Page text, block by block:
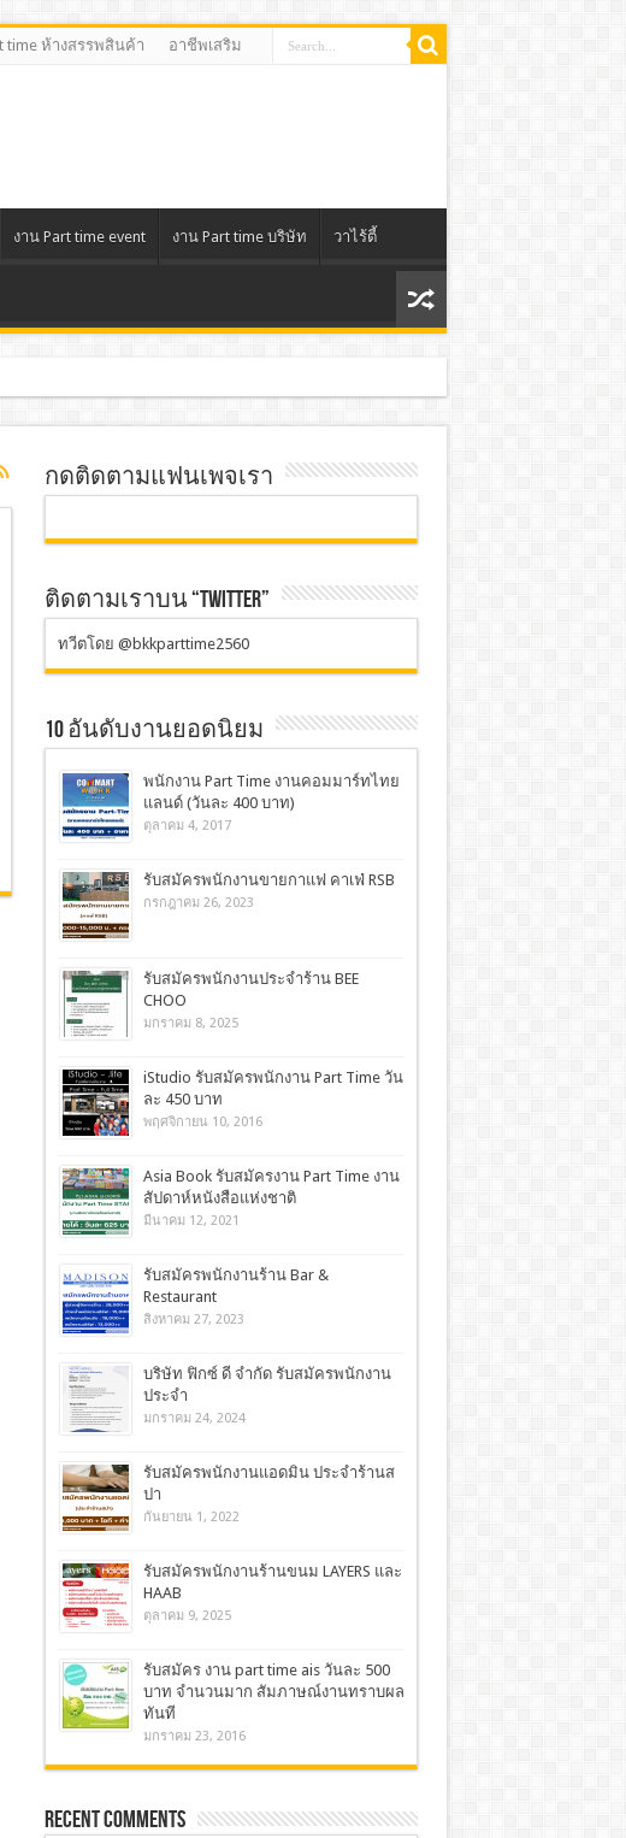
time ห้างสรรพสินค้า อาชีพเสริม
งาน Part time event งาน Part time บริษัท วาไร้ตี้
กดติดตามแฟนเพจเรา
ติดตามเราบน “TWITTER”
ทวีตโดย @bkkparttime2560
10 อันดับงานยอดนิยม
พนักงาน Part Time งานคอมมาร์ทไทย
แลนด์ (วันละ 400 บาท)
ตุลาคม 4, 2017
รับสมัครพนักงานขายกาแฟ คาเฟ่ RSB
กรกฎาคม 26, 2023
รับสมัครพนักงานประจำร้าน BEE
CHOO
มกราคม 8, 2025
iStudio รับสมัครพนักงาน Part Time วัน
ละ 450 บาท
พฤศจิกายน 10, 2016
Asia Book รับสมัครงาน Part Time งาน
สัปดาห์หนังสือแห่งชาติ
มีนาคม 12, 2021
รับสมัครพนักงานร้าน Bar &
Restaurant
สิงหาคม 27, 2023
บริษัท ฟิกซ์ ดี จำกัด รับสมัครพนักงาน
ประจำ
มกราคม 24, 2024
รับสมัครพนักงานแอดมิน ประจำร้านส
ปา
กันยายน 1, 2022
รับสมัครพนักงานร้านขนม LAYERS และ
HAAB
ตุลาคม 9, 2025
รับสมัคร งาน part time ais วันละ 500
บาท จำนวนมาก สัมภาษณ์งานทราบผล
ทันที
มกราคม 23, 2016
Recent Comments